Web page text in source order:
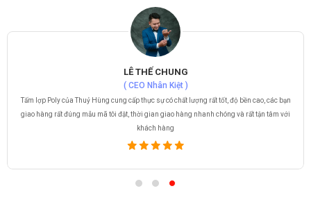
LÊ THẾ CHUNG
( CEO Nhân Kiệt )
Tấm lợp Poly của Thuỷ Hùng cung cấp thực sự có chất lượng rất tốt, độ bền cao, các bạn
giao hàng rất đúng mẫu mã tôi đặt, thời gian giao hàng nhanh chóng và rất tận tâm với
khách hàng